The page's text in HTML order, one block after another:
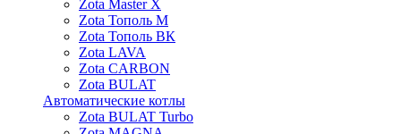
Zota Master X
Zota Тополь М
Zota Тополь ВК
Zota LAVA
Zota CARBON
Zota BULAT
Автоматические котлы
Zota BULAT Turbo